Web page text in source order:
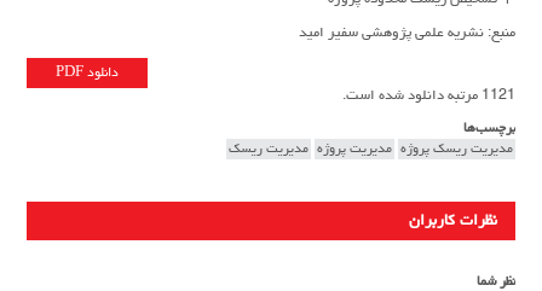
منبع: نشریه علمی پژوهشی سفیر امید
دانلود PDF
1121 مرتبه دانلود شده است.
برچسب‌ها
مدیریت ریسک پروژه مدیریت پروژه مدیریت ریسک
نظرات کاربران
نظر شما